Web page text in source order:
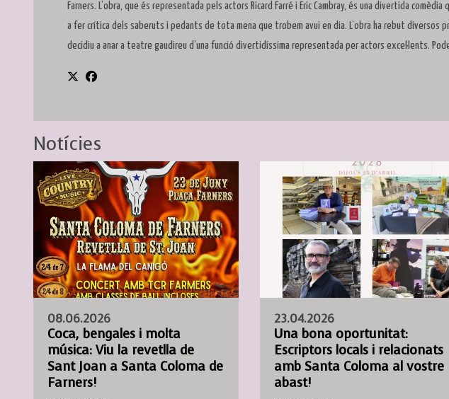
Farners. L’obra, que és representada pels actors Ricard Farré i Eric Cambray, és una divertida
a fer crítica dels saberuts i pedants de tota mena que trobem avui en dia. L’obra ha rebut diversos
decidiu a anar a teatre gaudireu d’una funció divertidíssima representada per actors excel·lents.
Notícies
08.06.2026
Coca, bengales i molta
música: Viu la revetlla de
Sant Joan a Santa Coloma de
Farners!
23.04.2026
Una bona oportunitat:
Escriptors locals i relacionats
amb Santa Coloma al vostre
abast!